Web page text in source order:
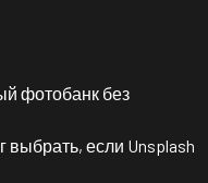
фотобанк без
выбрать, если Unsplash